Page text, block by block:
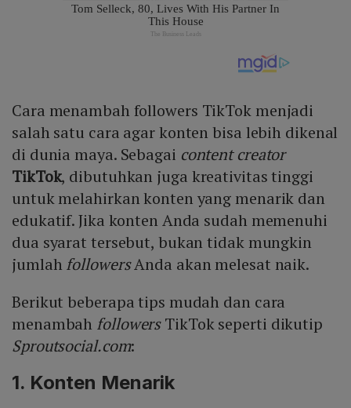
Cara menambah followers TikTok menjadi
salah satu cara agar konten bisa lebih dikenal
di dunia maya. Sebagai content creator
TikTok, dibutuhkan juga kreativitas tinggi
untuk melahirkan konten yang menarik dan
edukatif. Jika konten Anda sudah memenuhi
dua syarat tersebut, bukan tidak mungkin
jumlah followersAnda akan melesat naik.
Berikut beberapa tips mudah dan cara
menambah followersTikTok seperti dikutip
Sproutsocial.com:
1. Konten Menarik